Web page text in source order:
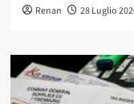
Renan 28 Luglio